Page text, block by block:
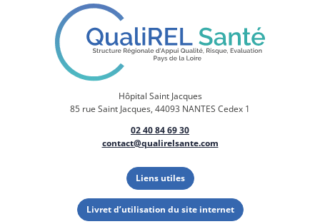
Hôpital Saint Jacques
85 rue Saint Jacques, 44093 NANTES Cedex 1
02 40 84 69 30
contact@qualirelsante.com
Liens utiles
Livret d’utilisation du site internet